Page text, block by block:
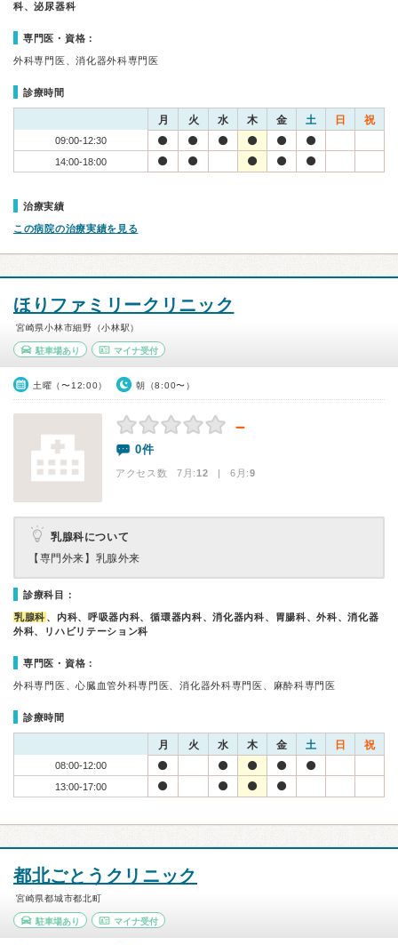
科、泌尿器科
専門医・資格：
外科専門医、消化器外科専門医
診療時間
月 火 水 木 金 土 日 祝
09:00-12:30
14:00-18:00
治療実績
この病院の治療実績を見る
ほりファミリークリニック
宮崎県小林市細野（小林駅）
駐車場あり マイナ受付
土曜（〜12:00） 朝（8:00〜）
－
0件
アクセス数 7月:12 | 6月:9
乳腺科について
【専門外来】 乳腺外来
診療科目：
乳腺科 、内科、呼吸器内科、循環器内科、消化器内科、胃腸科、外科、消化器
外科、リハビリテーション科
専門医・資格：
外科専門医、心臓血管外科専門医、消化器外科専門医、麻酔科専門医
診療時間
月 火 水 木 金 土 日 祝
08:00-12:00
13:00-17:00
都北ごとうクリニック
宮崎県都城市都北町
駐車場あり マイナ受付